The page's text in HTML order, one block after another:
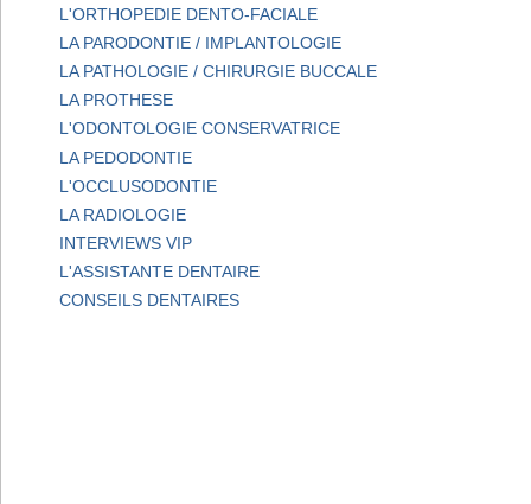
L'ORTHOPEDIE DENTO-FACIALE
LA PARODONTIE / IMPLANTOLOGIE
LA PATHOLOGIE / CHIRURGIE BUCCALE
LA PROTHESE
L'ODONTOLOGIE CONSERVATRICE
LA PEDODONTIE
L'OCCLUSODONTIE
LA RADIOLOGIE
INTERVIEWS VIP
L'ASSISTANTE DENTAIRE
CONSEILS DENTAIRES